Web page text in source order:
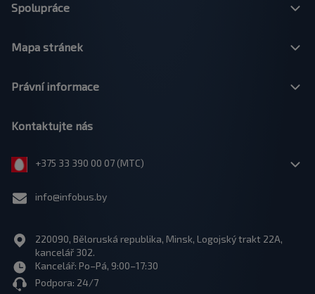
Spolupráce
Mapa stránek
Právní informace
Kontaktujte nás
+375 33 390 00 07 (МТС)
info@infobus.by
220090, Běloruská republika, Minsk, Logojský trakt 22A,
kancelář 302.
Kancelář: Po–Pá, 9:00–17:30
Podpora: 24/7